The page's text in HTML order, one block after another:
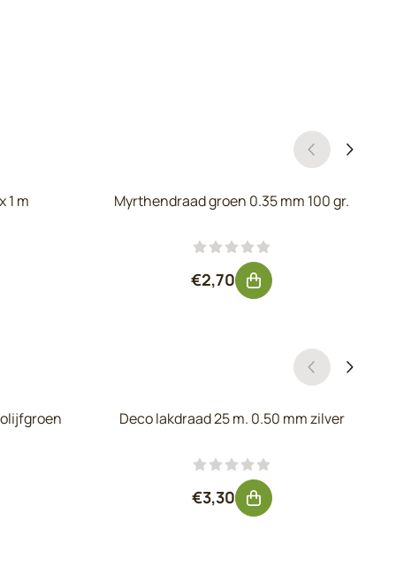
1 m Myrthendraad groen 0.35 mm 100 gr.
Prijs: 2,70, exclusief btw:
€2,70
Deco lakdraad 25 m. 0.50 mm zilver
Prijs: 3,30, exclusief btw:
€3,30